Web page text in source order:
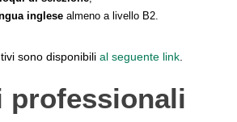
inglesealmeno a livello B2.
sono disponibili al seguente link.
professionali